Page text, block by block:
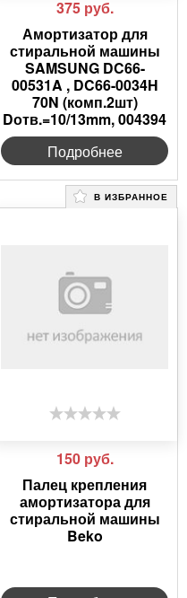
375 руб.
Амортизатор для
стиральной машины
SAMSUNG DC66-
00531A , DC66-0034H
70N (комп.2шт)
Dотв.=10/13mm, 004394
Подробнее
В ИЗБРАННОЕ
150 руб.
Палец крепления
амортизатора для
стиральной машины
Beko